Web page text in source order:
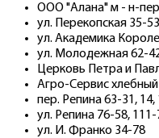
ООО "Алана" м - н-
ул. Перекопская 35-
ул. Академика
ул. Молодежная 62-
Церковь Петра и
Агро-Сервис
пер. Репина 63-31, 14,
ул. Репина 76-58, 111-
ул. И. Франко 34-78